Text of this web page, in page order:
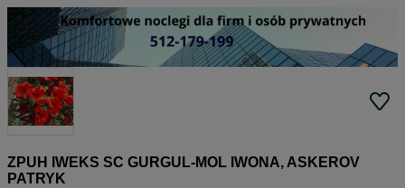
ZPUH IWEKS SC GURGUL-MOL IWONA, ASKEROV
PATRYK